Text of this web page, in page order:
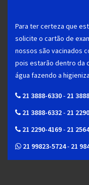
Para ter certeza que
solicite o cartão de
nossos são vacinados
pois estarão dentro da
água fazendo a
21 3888-6330- 21
21 3888-6332- 21
21 2290-4169- 21
21 99823-5724- 21